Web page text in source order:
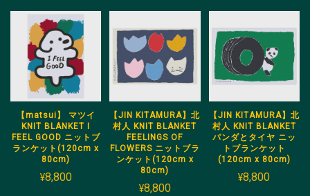
【matsui】 マツイ
KNIT BLANKET I
FEEL GOOD ニットブ
ランケット(120cm x
80cm)
¥8,800
【JIN KITAMURA】北
村人 KNIT BLANKET
FEELINGS OF
FLOWERS ニットブラ
ンケット(120cm x
80cm)
¥8,800
【JIN KITAMURA】北
村人 KNIT BLANKET
パンダとタイヤ ニッ
トブランケット
(120cm x 80cm)
¥8,800